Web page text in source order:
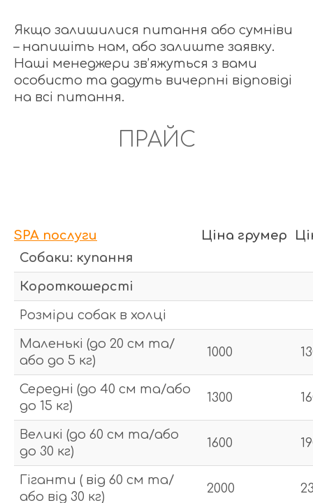
Якщо залишилися питання або сумніви
– напишіть нам, або залиште заявку.
Наші менеджери зв’яжуться з вами
особисто та дадуть вичерпні відповіді
на всі питання.
ПРАЙС
SPA послуги Ціна грумер
Собаки: купання
Короткошерсті
Розміри собак в холці
Маленькі (до 20 см та/
або до 5 кг)
1000
Середні (до 40 см та/або
до 15 кг)
1300
Великі (до 60 см та/або
до 30 кг)
1600
Гіганти ( від 60 см та/
або від 30 кг)
2000